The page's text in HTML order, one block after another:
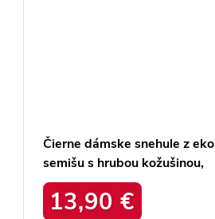
Čierne dámske snehule z eko
semišu s hrubou kožušinou,
kód produktu 20213-4A
BLACK
13,90 €